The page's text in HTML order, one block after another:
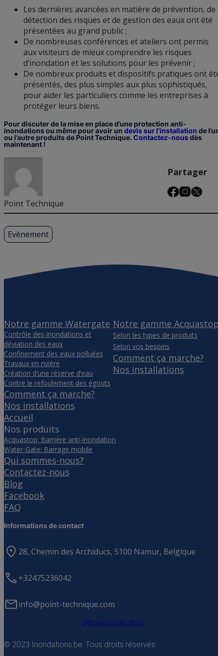
Les dernières avancées en matière de prévention, de
détection des risques et de gestion des eaux ont été
présentées au grand public ;
De nombreuses conférences et ateliers ont permis
aux visiteurs de mieux comprendre les risques
d’inondation et les solutions pour les prévenir ;
De nombreux produits et dispositifs pratiques ont
présentés, des plus simples aux plus sophistiqués,
pour aider les particuliers comme les entreprises à
protéger leurs biens.
Pour discuter de la mise en place d’une protection anti-
inondations ou même pour avoir un devis sur l’installation de
ou l’autre produits de Point Technique. Contactez-nousdès
maintenant !
Point Technique
Partager
Evènement
Notre gamme Watergate
Contrôle des inondations et
déviation des eaux
Confinement des eaux polluées
Travaux en rivière
Création d’une réserve d’eau
Contre le refoulement des égouts
Comment ça marche?
Nos installations
Notre gamme
Selon les types de produits
Selon vos besoins
Comment ça marche?
Nos installations
Accueil
Nos produits
Acquastop: Barrière anti-inondation
Water-Gate: Barrage mobile
Qui sommes-nous?
Contactez-nous
Blog
Facebook
FAQ
Informations de contact
28, Chemin des Archiducs, 5100 Namur, Belgique
+32475236042
info@point-technique.com
Demander un devis
© 2023 Inondations.be. Tous droits réservés.